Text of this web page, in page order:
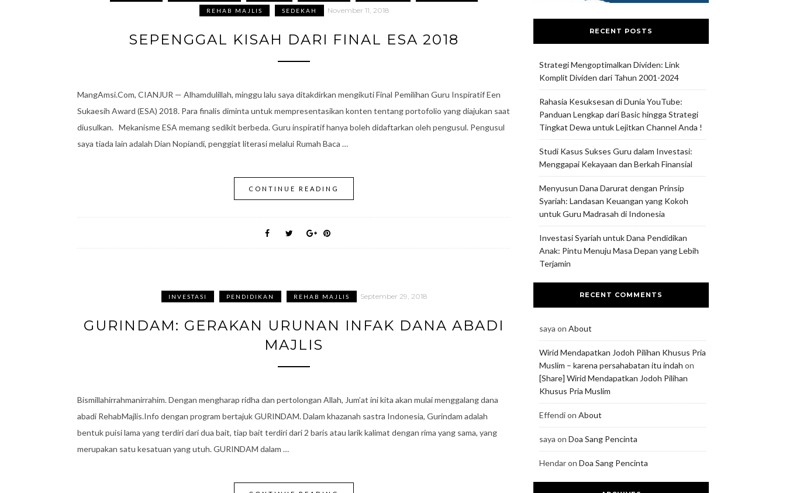
REHAB MAJLIS SEDEKAH November 11, 2018
SEPENGGAL KISAH DARI FINAL ESA 2018
MangAmsi.Com, CIANJUR — Alhamdulillah, minggu lalu saya ditakdirkan mengikuti Final Pemilihan Guru Inspiratif Een
Sukaesih Award (ESA) 2018. Para finalis diminta untuk mempresentasikan konten tentang portofolio yang diajukan saat
diusulkan. Mekanisme ESA memang sedikit berbeda. Guru inspiratif hanya boleh didaftarkan oleh pengusul. Pengusul
saya tiada lain adalah Dian Nopiandi, penggiat literasi melalui Rumah Baca …
CONTINUE READING
INVESTASI PENDIDIKAN REHAB MAJLIS September 29, 2018
GURINDAM: GERAKAN URUNAN INFAK DANA ABADI
MAJLIS
Bismillahirrahmanirrahim. Dengan mengharap ridha dan pertolongan Allah, Jum’at ini kita akan mulai menggalang dana
abadi RehabMajlis.Info dengan program bertajuk GURINDAM. Dalam khazanah sastra Indonesia, Gurindam adalah
bentuk puisi lama yang terdiri dari dua bait, tiap bait terdiri dari 2 baris atau larik kalimat dengan rima yang sama, yang
merupakan satu kesatuan yang utuh. GURINDAM dalam …
RECENT POSTS
Strategi Mengoptimalkan Dividen: Link
Komplit Dividen dari Tahun 2001-2024
Rahasia Kesuksesan di Dunia YouTube:
Panduan Lengkap dari Basic hingga Strategi
Tingkat Dewa untuk Lejitkan Channel Anda !
Studi Kasus Sukses Guru dalam Investasi:
Menggapai Kekayaan dan Berkah Finansial
Menyusun Dana Darurat dengan Prinsip
Syariah: Landasan Keuangan yang Kokoh
untuk Guru Madrasah di Indonesia
Investasi Syariah untuk Dana Pendidikan
Anak: Pintu Menuju Masa Depan yang Lebih
Terjamin
RECENT COMMENTS
saya on About
Wirid Mendapatkan Jodoh Pilihan Khusus Pria
Muslim – karena persahabatan itu indah on
[Share] Wirid Mendapatkan Jodoh Pilihan
Khusus Pria Muslim
Effendion About
saya on Doa Sang Pencinta
Hendaron Doa Sang Pencinta